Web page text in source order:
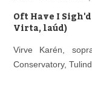
Área personal
Oft Have I
Virta, laúd)
Virve Karén,
Conservatory,